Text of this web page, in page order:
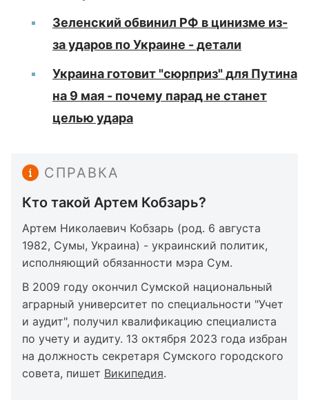
Зеленский обвинил РФ в цинизме из-
за ударов по Украине - детали
Украина готовит "сюрприз" для Путина
на 9 мая - почему парад не станет
целью удара
СПРАВКА
Кто такой Артем Кобзарь?
Артем Николаевич Кобзарь (род. 6 августа
1982, Сумы, Украина) - украинский политик,
исполняющий обязанности мэра Сум.
В 2009 году окончил Сумской национальный
аграрный университет по специальности "Учет
и аудит", получил квалификацию специалиста
по учету и аудиту. 13 октября 2023 года избран
на должность секретаря Сумского городского
совета, пишет Википедия.